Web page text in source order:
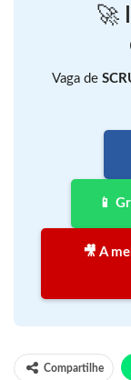
🚀
Vaga de
📱
🎥 A
Compartilhe